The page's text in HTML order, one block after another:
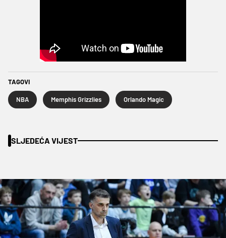
TAGOVI
NBA Memphis Grizzlies Orlando Magic
SLJEDEĆA VIJEST